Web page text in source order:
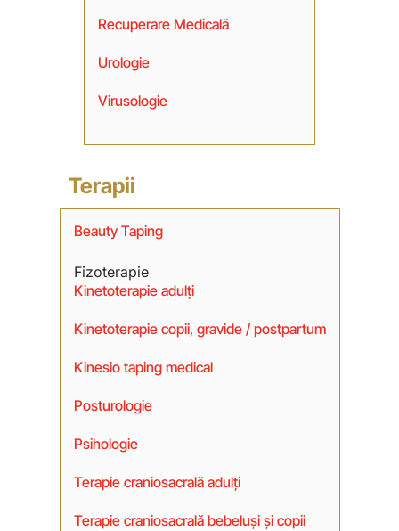
Recuperare Medicală
Urologie
Virusologie
Terapii
Beauty Taping
Fizoterapie
Kinetoterapie adulți
Kinetoterapie copii, gravide / postpartum
Kinesio taping medical
Posturologie
Psihologie
Terapie craniosacrală adulți
Terapie craniosacrală bebeluși și copii